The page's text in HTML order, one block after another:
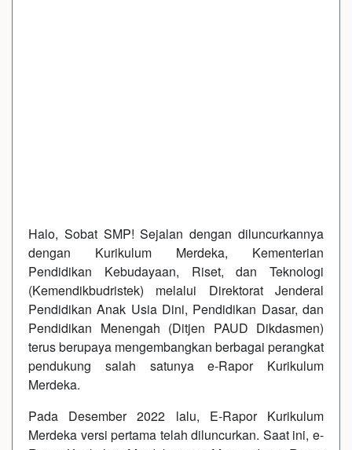
Halo, Sobat SMP! Sejalan dengan diluncurkannya
dengan Kurikulum Merdeka, Kementerian
Pendidikan Kebudayaan, Riset, dan Teknologi
(Kemendikbudristek) melalui Direktorat Jenderal
Pendidikan Anak Usia Dini, Pendidikan Dasar, dan
Pendidikan Menengah (Ditjen PAUD Dikdasmen)
terus berupaya mengembangkan berbagai perangkat
pendukung salah satunya e-Rapor Kurikulum
Merdeka.
Pada Desember 2022 lalu, E-Rapor Kurikulum
Merdeka versi pertama telah diluncurkan. Saat ini, e-